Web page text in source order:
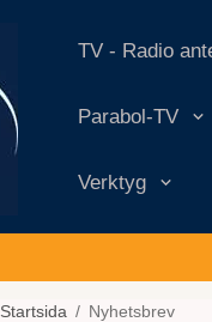
TV - Radio
Parabol-TV
Verktyg
Startsida / Nyhetsbrev